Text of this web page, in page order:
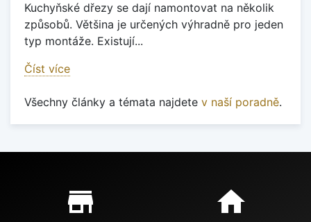
Kuchyňské dřezy se dají namontovat na několik
způsobů. Většina je určených výhradně pro jeden
typ montáže. Existují...
Číst více
Všechny články a témata najdete v naší poradně.
Proč nakupovat u nás?
store_mall_directory home